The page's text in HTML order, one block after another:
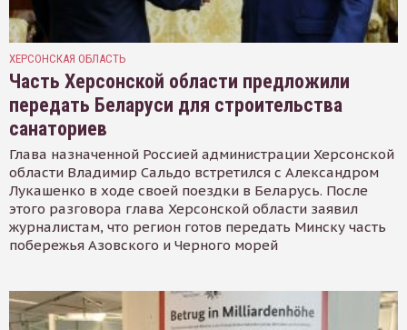
ХЕРСОНСКАЯ ОБЛАСТЬ
Часть Херсонской области предложили
передать Беларуси для строительства
санаториев
Глава назначенной Россией администрации Херсонской
области Владимир Сальдо встретился с Александром
Лукашенко в ходе своей поездки в Беларусь. После
этого разговора глава Херсонской области заявил
журналистам, что регион готов передать Минску часть
побережья Азовского и Черного морей